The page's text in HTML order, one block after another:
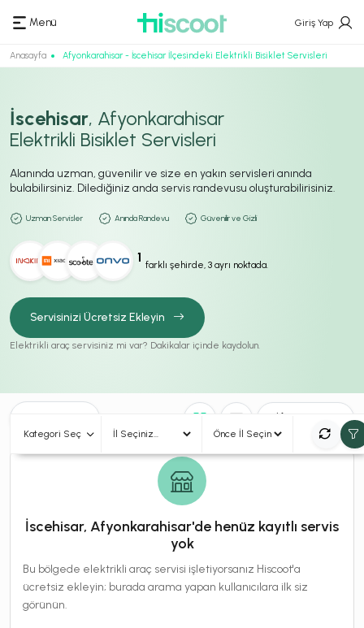
Menü Giriş Yap
Anasayfa Afyonkarahisar - İscehisar İlçesindeki Elektrikli Bisiklet Servisleri
İscehisar, Afyonkarahisar
Elektrikli Bisiklet Servisleri
Alanında uzman, güvenilir ve size en yakın servisleri anında
bulabilirsiniz. Dilediğiniz anda servis randevusu oluşturabilirisiniz.
Uzman Servisler Anında Randevu Güvenilir ve Gizli
1 farklı şehirde, 3 ayrı noktada.
Servisinizi Ücretsiz Ekleyin
Elektrikli araç servisiniz mi var? Dakikalar içinde kaydolun.
Kategori Seç
İscehisar, Afyonkarahisar'de henüz kayıtlı servis
yok
Bu bölgede elektrikli araç servisi işletiyorsanız Hiscoot'a
ücretsiz ekleyin; burada arama yapan kullanıcılara ilk siz
görünün.